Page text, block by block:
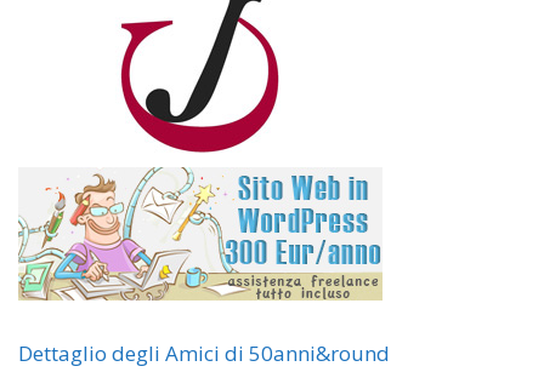
Dettaglio degli Amici di 50anni&round